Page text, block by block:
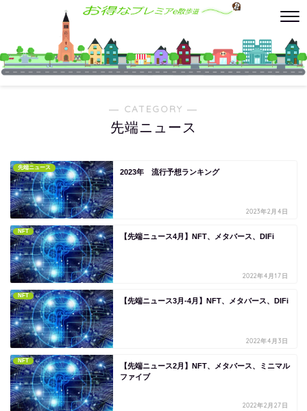
― CATEGORY ―
先端ニュース
先端ニュース
2023年 流行予想ランキング
2023年2月4日
NFT
【先端ニュース4月】NFT、メタバース、DIFi
2022年4月17日
NFT
【先端ニュース3月-4月】NFT、メタバース、DIFi
2022年4月3日
NFT
【先端ニュース2月】NFT、メタバース、ミニマル
ファイブ
2022年2月27日